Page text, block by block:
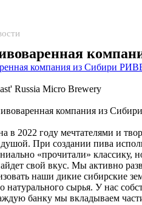
Russia Micro Brewery
пивоваренная компания из
в 2022 году мечтателями и
При создании пива
«прочитали» классику,
свой вкус. Мы активно
наши дикие сибирские
натурального сырья. У нас
банку мы вкладываем